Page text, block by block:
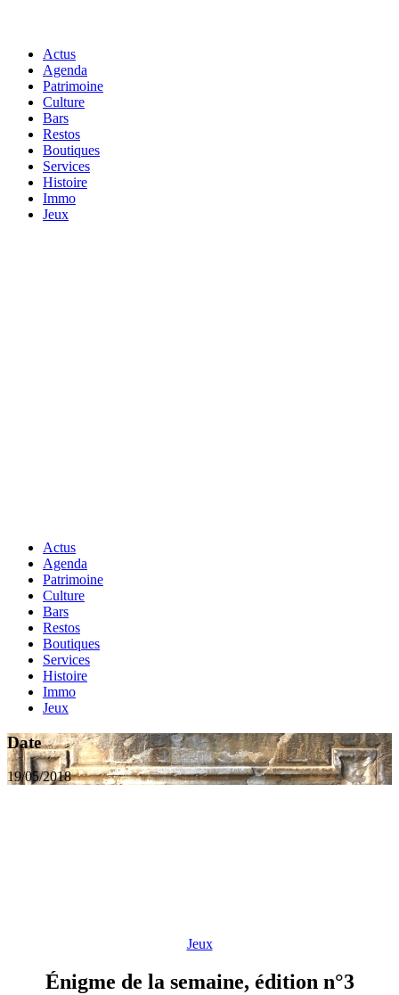
Actus
Agenda
Patrimoine
Culture
Bars
Restos
Boutiques
Services
Histoire
Immo
Jeux
Actus
Agenda
Patrimoine
Culture
Bars
Restos
Boutiques
Services
Histoire
Immo
Jeux
Date
19/05/2018
Jeux
Énigme de la semaine, édition n°3